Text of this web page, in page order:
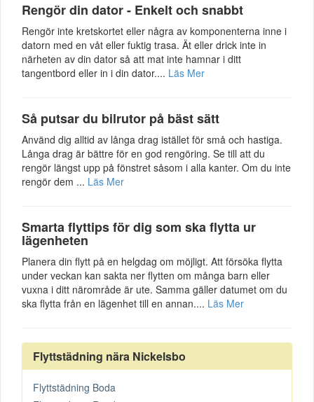
Rengör din dator - Enkelt och snabbt
Rengör inte kretskortet eller några av komponenterna inne i
datorn med en våt eller fuktig trasa. Ät eller drick inte in
närheten av din dator så att mat inte hamnar i ditt
tangentbord eller in i din dator.... Läs Mer
Så putsar du bilrutor på bäst sätt
Använd dig alltid av långa drag istället för små och hastiga.
Långa drag är bättre för en god rengöring. Se till att du
rengör längst upp på fönstret såsom i alla kanter. Om du inte
rengör dem ... Läs Mer
Smarta flyttips för dig som ska flytta ur
lägenheten
Planera din flytt på en helgdag om möjligt. Att försöka flytta
under veckan kan sakta ner flytten om många barn eller
vuxna i ditt närområde är ute. Samma gäller datumet om du
ska flytta från en lägenhet till en annan.... Läs Mer
Flyttstädning nära Nickelsbo
Flyttstädning Boda